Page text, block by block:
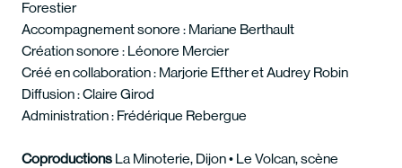
Forestier
Accompagnement sonore : Mariane Berthault
Création sonore : Léonore Mercier
Créé en collaboration : Marjorie Efther et Audrey Robin
Diffusion : Claire Girod
Administration : Frédérique Rebergue
Coproductions La Minoterie, Dijon • Le Volcan, scène